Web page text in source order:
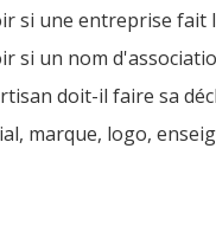
si une entreprise fait
si un nom
doit-il faire sa
marque, logo,